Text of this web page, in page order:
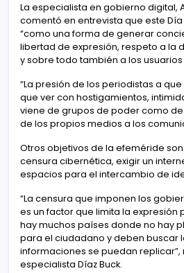
La especialista en gobierno digital,
comentó en entrevista que este
“como una forma de generar
libertad de expresión, respeto a la
y sobre todo también a los
“La presión de los periodistas a
que ver con hostigamientos,
viene de grupos de poder como
de los propios medios a los
Otros objetivos de la efeméride
censura cibernética, exigir un
espacios para el intercambio de
“La censura que imponen los
es un factor que limita la expresión
hay muchos países donde no hay
para el ciudadano y deben buscar
informaciones se puedan replicar”,
especialista Díaz Buck.